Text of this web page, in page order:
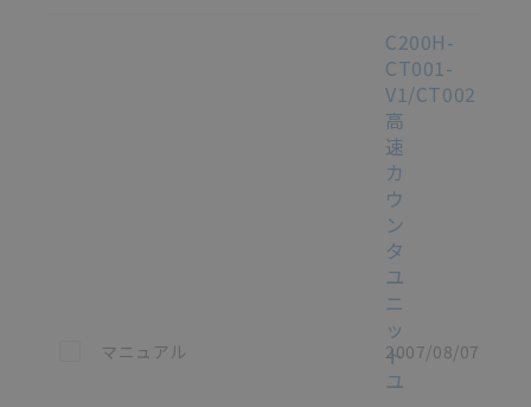
この資料を選択
マニュアル
C200H-
CT001-
V1/CT002
高
速
カ
ウ
ン
タ
ユ
ニ
ッ
ト
ユ
2007/08/07